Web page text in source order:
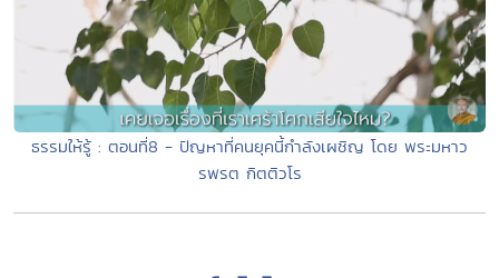
ธรรมให้รู้ : ตอนที่8 - ปัญหาที่คนยุคนี้กำลังเผชิญ โดย พระมหาว
รพรต กิตติวโร